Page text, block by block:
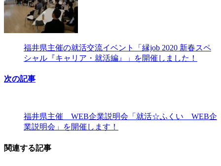
福井県主催の就活交流イベント「縁job 2020 新春スペ
シャル『キャリア・就活編』」を開催しました！
次の記事
福井県主催 WEB企業説明会「就活☆ふくい WEB企
業説明会」を開催します！
関連する記事